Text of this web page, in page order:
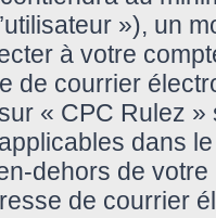
»), un
à votre
de courrier
« CPC Rulez
dans
dehors de
de courrier